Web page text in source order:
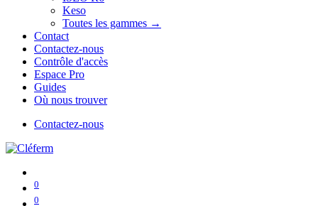
Keso
Toutes les gammes →
Contact
Contactez-nous
Contrôle d'accès
Espace Pro
Guides
Où nous trouver
Contactez-nous
0
0